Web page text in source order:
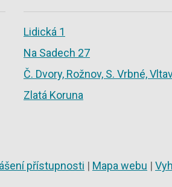
Lidická 1
Na Sadech 27
Č. Dvory, Rožnov, S. Vrbné,
Zlatá Koruna
přístupnosti | Mapa webu |